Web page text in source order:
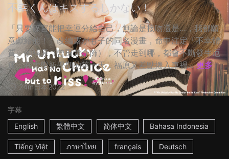
不幸くんはキスするしかない！
「只要篠宮能把幸運分給自己，無論是接吻還是…，我都願
意獻給他！」改編露がも子的同名漫畫，命中注定「不幸體
質」的福原（曾田陵介飾），不管走到哪，都會不斷發生厄
運。在大學新學期的第一天，福原又差點捲入車禍... 更多
24m日本2022
字幕
English
繁體中文 简体中文 Bahasa Indonesia
Tiếng Việt ภาษาไทย français Deutsch